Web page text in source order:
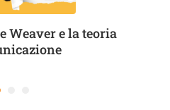
Weaver e la teoria